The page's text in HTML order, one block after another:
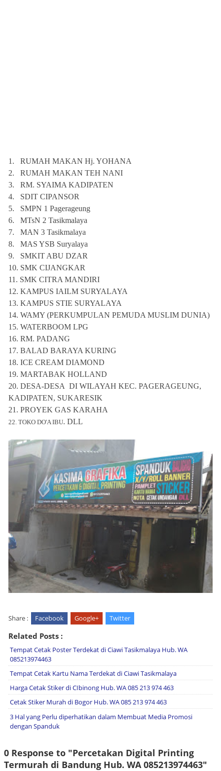
1.
RUMAH MAKAN Hj. YOHANA
2.
RUMAH MAKAN TEH NANI
3.
RM. SYAIMA KADIPATEN
4.
SDIT CIPANSOR
5.
SMPN 1 Pagerageung
6.
MTsN 2 Tasikmalaya
7.
MAN 3 Tasikmalaya
8.
MAS YSB Suryalaya
9.
SMKIT ABU DZAR
10. SMK CIJANGKAR
11. SMK CITRA MANDIRI
12. KAMPUS IAILM SURYALAYA
13. KAMPUS STIE SURYALAYA
14. WAMY (PERKUMPULAN PEMUDA MUSLIM DUNIA)
15. WATERBOOM LPG
16. RM. PADANG
17. BALAD BARAYA KURING
18. ICE CREAM DIAMOND
19. MARTABAK HOLLAND
20. DESA-DESA DI WILAYAH KEC. PAGERAGEUNG,
KADIPATEN, SUKARESIK
21. PROYEK GAS KARAHA
22. TOKO DO'A IBU. DLL
Share : Facebook Google+ Twitter
Related Posts :
Tempat Cetak Poster Terdekat di Ciawi Tasikmalaya Hub. WA
085213974463
Tempat Cetak Kartu Nama Terdekat di Ciawi Tasikmalaya
Harga Cetak Stiker di CIbinong Hub. WA 085 213 974 463
Cetak Stiker Murah di Bogor Hub. WA 085 213 974 463
3 Hal yang Perlu diperhatikan dalam Membuat Media Promosi
dengan Spanduk
0 Response to "Percetakan Digital Printing
Termurah di Bandung Hub. WA 085213974463"